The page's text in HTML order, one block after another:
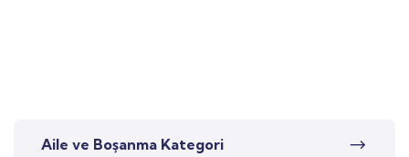
Aile ve Boşanma Kategori